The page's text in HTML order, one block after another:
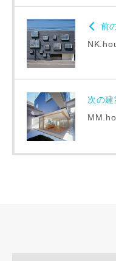
前
次の建
めに利用します。
当社は、本サービス又
損害について、債務不
律上の請求原因の如何
します。
当社は、お客様が本サ
の間で生じた紛争等に
す。